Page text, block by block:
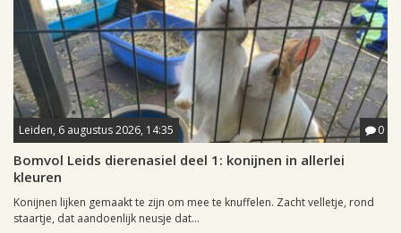
Leiden, 6 augustus 2026, 14:35 0
Bomvol Leids dierenasiel deel 1: konijnen in allerlei
kleuren
Konijnen lijken gemaakt te zijn om mee te knuffelen. Zacht velletje, rond
staartje, dat aandoenlijk neusje dat...